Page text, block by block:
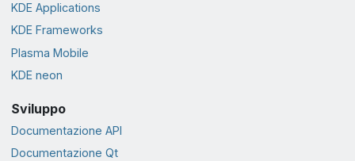
KDE Applications
KDE Frameworks
Plasma Mobile
KDE neon
Sviluppo
Documentazione API
Documentazione Qt